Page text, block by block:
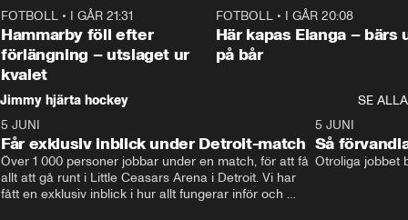
FOTBOLL • I GÅR 21:31
Hammarby föll efter
förlängning – utslaget ur
kvalet
FOTBOLL• I GÅR 20:08
Här kapas Elanga – bärs
på bår
Jimmy hjärta hockey
SE ALLA
5 JUNI
Får exklusiv inblick under Detroit-match
Över 1 000 personer jobbar under en match, för att få
allt att gå runt i Little Ceasars Arena i Detroit. Vi har
fått en exklusiv inblick i hur allt fungerar inför och
5 JUNI
Så
Otroliga jobbet